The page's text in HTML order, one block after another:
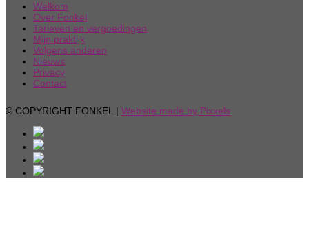
Welkom
Over Fonkel
Tarieven en vergoedingen
Mijn praktijk
Volgens anderen
Nieuws
Privacy
Contact
© COPYRIGHT FONKEL | Website made by Pixxels